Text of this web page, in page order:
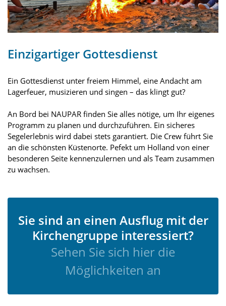
Einzigartiger Gottesdienst
Ein Gottesdienst unter freiem Himmel, eine Andacht am
Lagerfeuer, musizieren und singen – das klingt gut?
An Bord bei NAUPAR finden Sie alles nötige, um Ihr eigenes
Programm zu planen und durchzuführen. Ein sicheres
Segelerlebnis wird dabei stets garantiert. Die Crew führt Sie
an die schönsten Küstenorte. Pefekt um Holland von einer
besonderen Seite kennenzulernen und als Team zusammen
zu wachsen.
Sie sind an einen Ausflug mit der
Kirchengruppe interessiert?
Sehen Sie sich hier die
Möglichkeiten an